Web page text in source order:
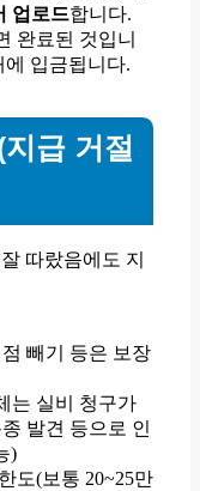
업로드합니다.
완료된 것입니
에 입금됩니다.
급 거절
따랐음에도 지
빼기 등은 보장
는 실비 청구가
발견 등으로 인
)
도(보통 20~25만